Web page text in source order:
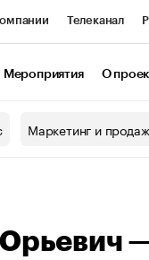
Телеканал
Мероприятия О
Маркетинг и